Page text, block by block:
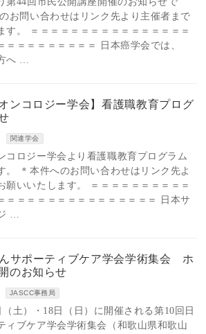
お問い合わせはリンク先より主催者まで
す。 ＝＝＝＝＝＝＝＝＝＝＝＝＝＝＝＝
＝＝＝＝＝＝＝＝＝ 日本癌学会では、
へ …
ンコロジー学会】看護職教育プログ
関連学会
コロジー学会より看護職教育プログラム
。 ＊本件へのお問い合わせはリンク先よ
願いいたします。 ＝＝＝＝＝＝＝＝＝＝
＝＝＝＝＝＝＝＝＝＝＝＝＝＝＝ 日本サ
…
サポーティブケア学会学術集会 ホ
のお知らせ
JASCC事務局
（土）・18日（日）に開催される第10回日
ィブケア学会学術集会（和歌山県和歌山